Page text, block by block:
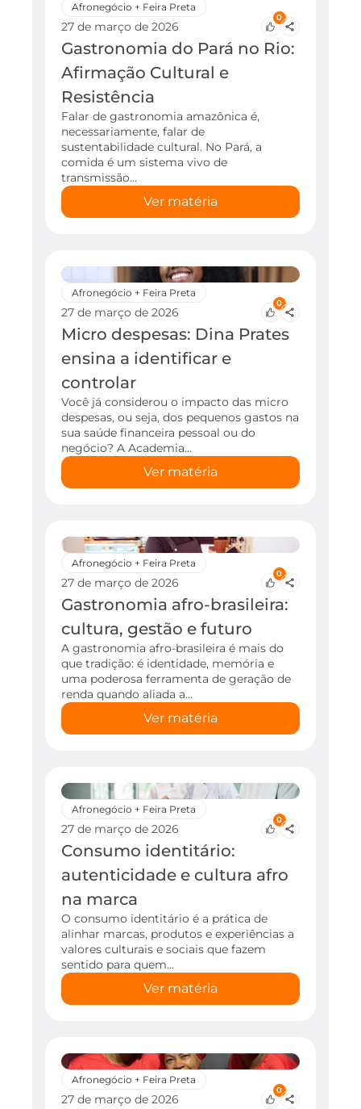
Afronegócio + Feira Preta
27 de março de 2026
0
Gastronomia do Pará no Rio:
Afirmação Cultural e
Resistência
Falar de gastronomia amazônica é,
necessariamente, falar de
sustentabilidade cultural. No Pará, a
comida é um sistema vivo de
transmissão…
Ver matéria
Afronegócio + Feira Preta
27 de março de 2026
0
Micro despesas: Dina Prates
ensina a identificar e
controlar
Você já considerou o impacto das micro
despesas, ou seja, dos pequenos gastos na
sua saúde financeira pessoal ou do
negócio? A Academia…
Ver matéria
Afronegócio + Feira Preta
27 de março de 2026
0
Gastronomia afro-brasileira:
cultura, gestão e futuro
A gastronomia afro-brasileira é mais do
que tradição: é identidade, memória e
uma poderosa ferramenta de geração de
renda quando aliada a…
Ver matéria
Afronegócio + Feira Preta
27 de março de 2026
0
Consumo identitário:
autenticidade e cultura afro
na marca
O consumo identitário é a prática de
alinhar marcas, produtos e experiências a
valores culturais e sociais que fazem
sentido para quem…
Ver matéria
Afronegócio + Feira Preta
27 de março de 2026
0